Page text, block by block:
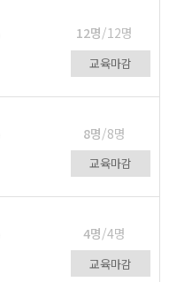
12명/12명
교육마감
8명/8명
교육마감
4명/4명
교육마감